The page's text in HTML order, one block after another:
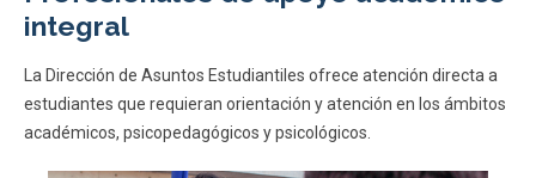
FACULTAD
ESTUDIANTES ACADÉMICOS
integral
La Dirección de Asuntos Estudiantiles ofrece atención directa a
estudiantes que requieran orientación y atención en los ámbitos
académicos, psicopedagógicos y psicológicos.